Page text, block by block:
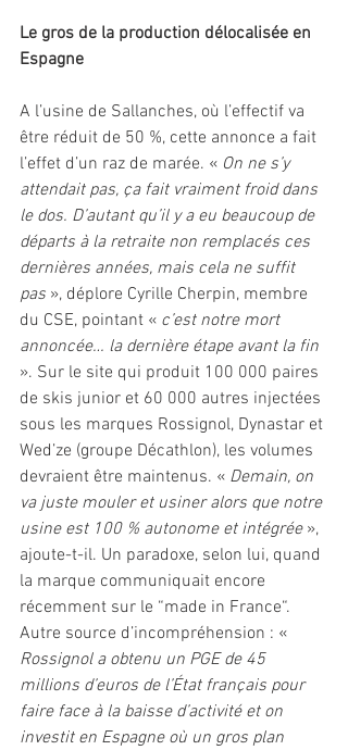
Le gros de la production délocalisée en
Espagne
A l’usine de Sallanches, où l’effectif va
être réduit de 50 %, cette annonce a fait
l’effet d’un raz de marée. « On ne s’y
attendait pas, ça fait vraiment froid dans
le dos. D’autant qu’il y a eu beaucoup de
départs à la retraite non remplacés ces
dernières années, mais cela ne suffit
pas », déplore Cyrille Cherpin, membre
du CSE, pointant « c’est notre mort
annoncée… la dernière étape avant la fin
». Sur le site qui produit 100 000 paires
de skis junior et 60 000 autres injectées
sous les marques Rossignol, Dynastar et
Wed’ze (groupe Décathlon), les volumes
devraient être maintenus. « Demain, on
va juste mouler et usiner alors que notre
usine est 100 % autonome et intégrée »,
ajoute-t-il. Un paradoxe, selon lui, quand
la marque communiquait encore
récemment sur le “made in France“.
Autre source d’incompréhension : «
Rossignol a obtenu un PGE de 45
millions d’euros de l’État français pour
faire face à la baisse d’activité et on
investit en Espagne où un gros plan